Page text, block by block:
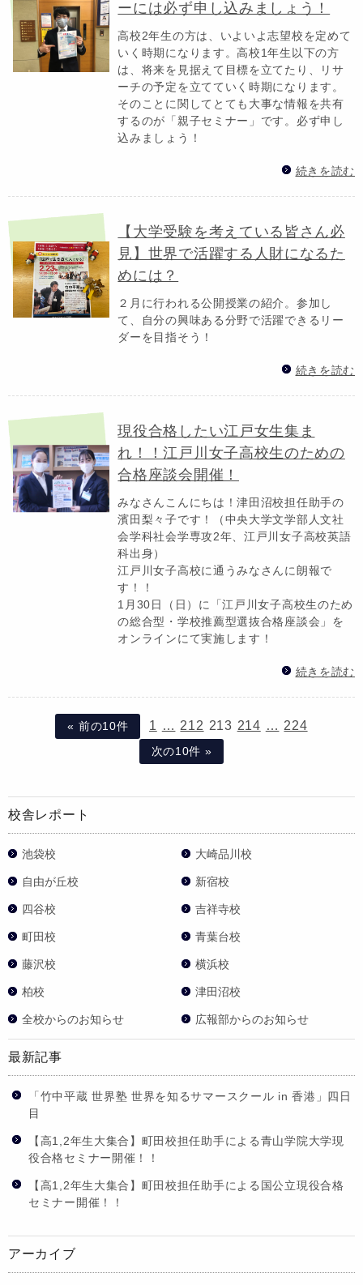
ーには必ず申し込みましょう！
高校2年生の方は、いよいよ志望校を定めて
いく時期になります。高校1年生以下の方
は、将来を見据えて目標を立てたり、リサ
ーチの予定を立てていく時期になります。
そのことに関してとても大事な情報を共有
するのが「親子セミナー」です。必ず申し
込みましょう！
続きを読む
【大学受験を考えている皆さん必
見】世界で活躍する人財になるた
めには？
２月に行われる公開授業の紹介。参加し
て、自分の興味ある分野で活躍できるリー
ダーを目指そう！
続きを読む
現役合格したい江戸女生集ま
れ！！江戸川女子高校生のための
合格座談会開催！
みなさんこんにちは！津田沼校担任助手の
濱田梨々子です！（中央大学文学部人文社
会学科社会学専攻2年、江戸川女子高校英語
科出身）
江戸川女子高校に通うみなさんに朗報で
す！！
1月30日（日）に「江戸川女子高校生のため
の総合型・学校推薦型選抜合格座談会」を
オンラインにて実施します！
続きを読む
« 前の10件 1 … 212 213 214 … 224
次の10件 »
校舎レポート
池袋校 大崎品川校
自由が丘校 新宿校
四谷校 吉祥寺校
町田校 青葉台校
藤沢校 横浜校
柏校 津田沼校
全校からのお知らせ 広報部からのお知らせ
最新記事
「竹中平蔵 世界塾 世界を知るサマースクール in 香港」四日
目
【高1,2年生大集合】町田校担任助手による青山学院大学現
役合格セミナー開催！！
【高1,2年生大集合】町田校担任助手による国公立現役合格
セミナー開催！！
アーカイブ